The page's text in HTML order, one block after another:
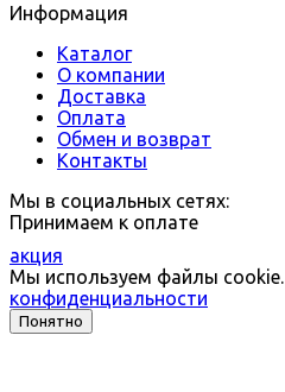
Информация
Каталог
О компании
Доставка
Оплата
Обмен и возврат
Контакты
Мы в социальных сетях:
Принимаем к оплате
акция
Мы используем файлы cookie.
конфиденциальности
Понятно